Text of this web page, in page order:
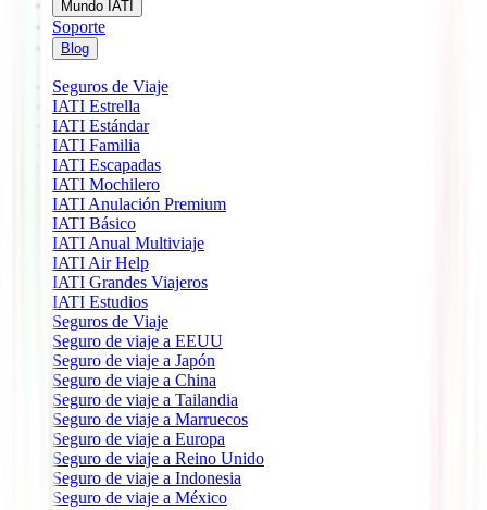
Mundo IATI
Soporte
Blog
Seguros de Viaje
IATI Estrella
IATI Estándar
IATI Familia
IATI Escapadas
IATI Mochilero
IATI Anulación Premium
IATI Básico
IATI Anual Multiviaje
IATI Air Help
IATI Grandes Viajeros
IATI Estudios
Seguros de Viaje
Seguro de viaje a EEUU
Seguro de viaje a Japón
Seguro de viaje a China
Seguro de viaje a Tailandia
Seguro de viaje a Marruecos
Seguro de viaje a Europa
Seguro de viaje a Reino Unido
Seguro de viaje a Indonesia
Seguro de viaje a México